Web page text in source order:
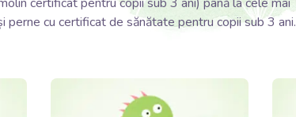
cu certificat de sănătate pentru copii sub 3 ani.